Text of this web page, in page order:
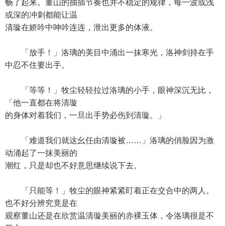
畅了起来。董山的抽插节奏也并不稳定的规律，每一波或浅
或深的冲刺都能让温
清璇在娇吟中呻吟连连，泄出更多的体液。
「放手！」洛璃的美目中涌出一抹寒光，洛神剑持在手
中忍不住要出手。
「等等！」牧尘轻轻拉过洛璃的小手，眼神深沉无比，
「他一直都在将清璇
的身体对着我们，一旦出手势必伤到清璇。」
「难道我们就这幺任由清璇被……」洛璃的俏脸因为激
动涌起了一抹美丽的
潮红，只是却也不好意思继续说下去。
「只能等！」牧尘的眼神紧紧盯着正在交合中的两人。
也不好分辨究竟是在
观察董山还是在欣赏温清璇美丽的赤裸玉体，令洛璃很是不